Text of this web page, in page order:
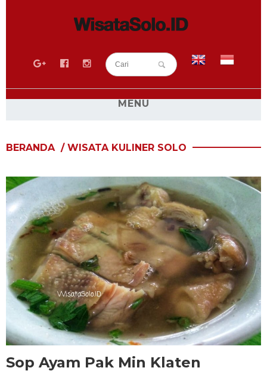
MENU
SEPUTAR SOLO
RESEP KULINER SOLO
WISATA KULINER SOLO
SEWA MOBIL SOLO
SEWA HIACE SOLO
BERANDA/ WISATA KULINER SOLO
Sop Ayam Pak Min Klaten